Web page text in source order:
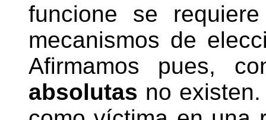
funcione se
mecanismos de
Afirmamos pues,
absolutas no